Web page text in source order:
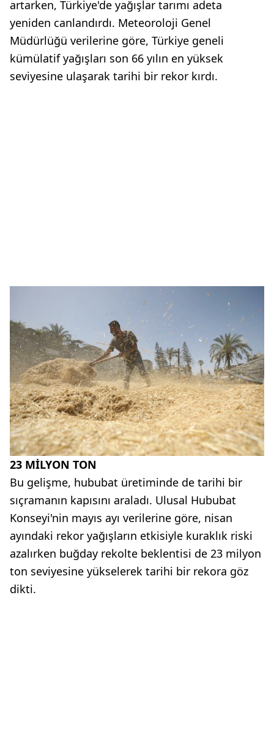
artarken, Türkiye'de yağışlar tarımı adeta
yeniden canlandırdı. Meteoroloji Genel
Müdürlüğü verilerine göre, Türkiye geneli
kümülatif yağışları son 66 yılın en yüksek
seviyesine ulaşarak tarihi bir rekor kırdı.
23 MİLYON TON
Bu gelişme, hububat üretiminde de tarihi bir
sıçramanın kapısını araladı. Ulusal Hububat
Konseyi'nin mayıs ayı verilerine göre, nisan
ayındaki rekor yağışların etkisiyle kuraklık riski
azalırken buğday rekolte beklentisi de 23 milyon
ton seviyesine yükselerek tarihi bir rekora göz
dikti.